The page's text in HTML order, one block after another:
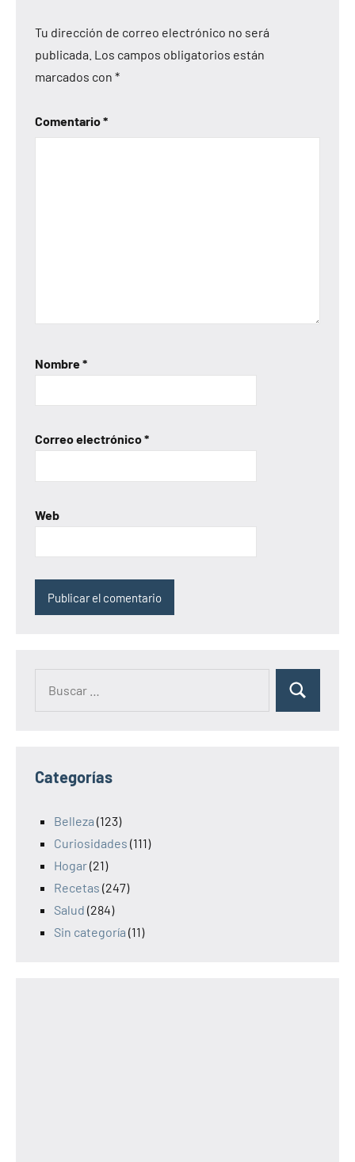
Tu dirección de correo electrónico no será
publicada. Los campos obligatorios están
marcados con *
Comentario*
Nombre*
Correo electrónico*
Web
Categorías
Belleza (123)
Curiosidades (111)
Hogar(21)
Recetas (247)
Salud (284)
Sin categoría (11)